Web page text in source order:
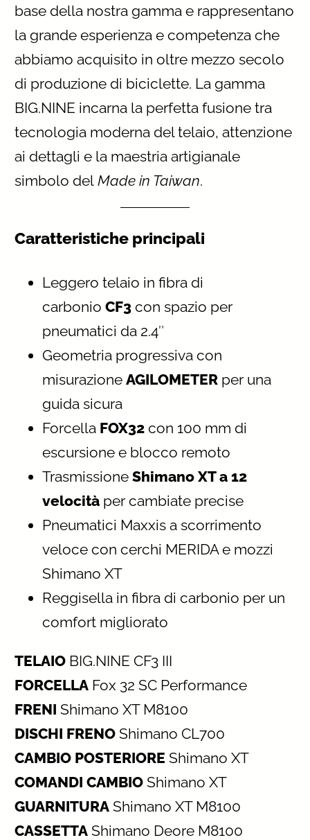
base della nostra gamma e rappresentano
la grande esperienza e competenza che
abbiamo acquisito in oltre mezzo secolo
di produzione di biciclette. La gamma
BIG.NINE incarna la perfetta fusione tra
tecnologia moderna del telaio, attenzione
ai dettagli e la maestria artigianale
simbolo delMade in Taiwan.
Caratteristiche principali
Leggero telaio in fibra di
carbonioCF3 con spazio per
pneumatici da 2.4″
Geometria progressiva con
misurazioneAGILOMETER per una
guida sicura
Forcella FOX32con 100 mm di
escursione e blocco remoto
TrasmissioneShimano XT a 12
velocità per cambiate precise
Pneumatici Maxxis a scorrimento
veloce con cerchi MERIDA e mozzi
Shimano XT
Reggisella in fibra di carbonio per un
comfort migliorato
TELAIO BIG.NINE CF3 III
FORCELLA Fox 32 SC Performance
FRENI Shimano XT M8100
DISCHI FRENO Shimano CL700
CAMBIO POSTERIORE Shimano XT
COMANDI CAMBIO Shimano XT
GUARNITURA Shimano XT M8100
CASSETTA Shimano Deore M8100